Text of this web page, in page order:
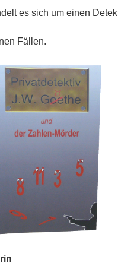
es sich um einen
Fällen.